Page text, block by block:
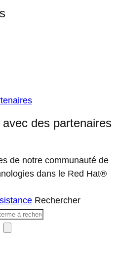
des partenaires
de notre communauté de
dans le Red Hat®
Rechercher